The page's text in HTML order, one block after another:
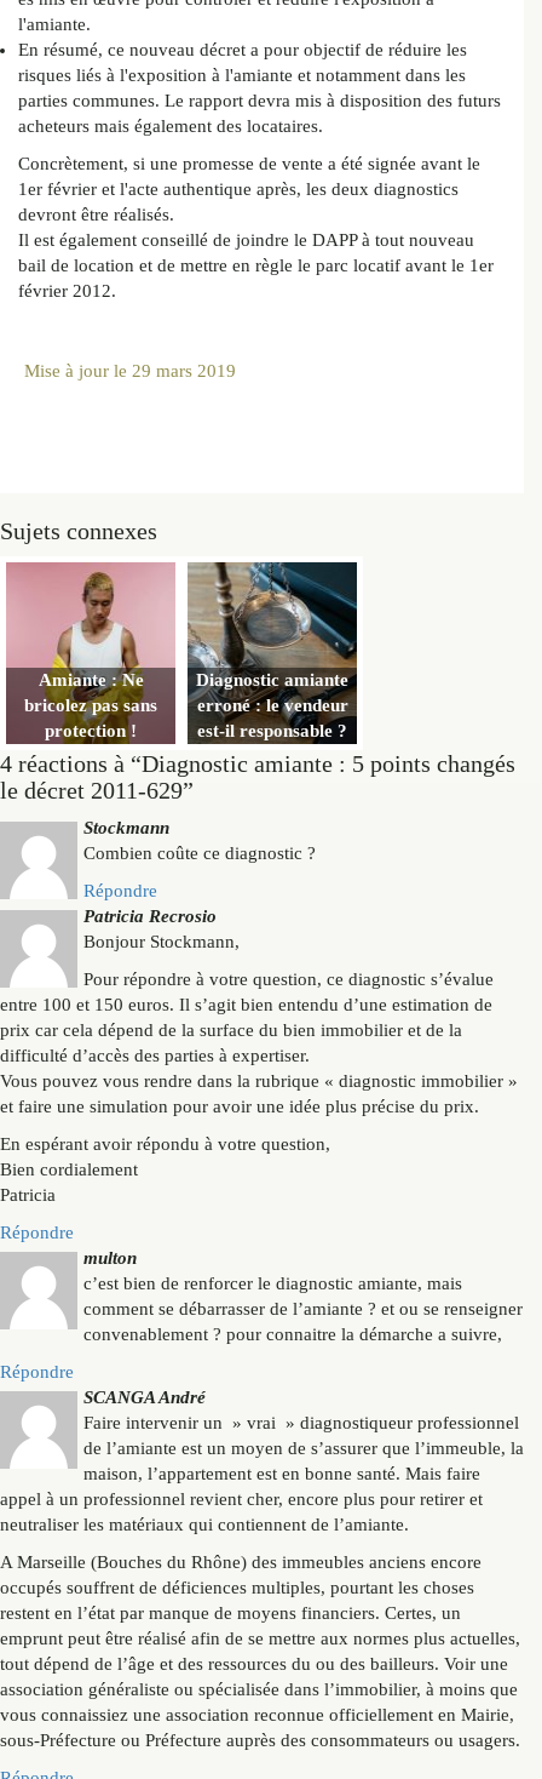
l'amiante.
En résumé, ce nouveau décret a pour objectif de réduire les
risques liés à l'exposition à l'amiante et notamment dans les
parties communes. Le rapport devra mis à disposition des futurs
acheteurs mais également des locataires.
Concrètement, si une promesse de vente a été signée avant le
1er février et l'acte authentique après, les deux diagnostics
devront être réalisés.
Il est également conseillé de joindre le DAPP à tout nouveau
bail de location et de mettre en règle le parc locatif avant le 1er
février 2012.
Mise à jour le 29 mars 2019
Sujets connexes
Amiante : Ne
bricolez pas sans
protection !
Diagnostic amiante
erroné : le vendeur
est-il responsable ?
4 réactions à “Diagnostic amiante : 5 points changés
le décret 2011-629”
Stockmann
Combien coûte ce diagnostic ?
Répondre
Patricia Recrosio
Bonjour Stockmann,
Pour répondre à votre question, ce diagnostic s’évalue
entre 100 et 150 euros. Il s’agit bien entendu d’une estimation de
prix car cela dépend de la surface du bien immobilier et de la
difficulté d’accès des parties à expertiser.
Vous pouvez vous rendre dans la rubrique « diagnostic immobilier »
et faire une simulation pour avoir une idée plus précise du prix.
En espérant avoir répondu à votre question,
Bien cordialement
Patricia
Répondre
multon
c’est bien de renforcer le diagnostic amiante, mais
comment se débarrasser de l’amiante ? et ou se renseigner
convenablement ? pour connaitre la démarche a suivre,
Répondre
SCANGA André
Faire intervenir un » vrai » diagnostiqueur professionnel
de l’amiante est un moyen de s’assurer que l’immeuble, la
maison, l’appartement est en bonne santé. Mais faire
appel à un professionnel revient cher, encore plus pour retirer et
neutraliser les matériaux qui contiennent de l’amiante.
A Marseille (Bouches du Rhône) des immeubles anciens encore
occupés souffrent de déficiences multiples, pourtant les choses
restent en l’état par manque de moyens financiers. Certes, un
emprunt peut être réalisé afin de se mettre aux normes plus actuelles,
tout dépend de l’âge et des ressources du ou des bailleurs. Voir une
association généraliste ou spécialisée dans l’immobilier, à moins que
vous connaissiez une association reconnue officiellement en Mairie,
sous-Préfecture ou Préfecture auprès des consommateurs ou usagers.